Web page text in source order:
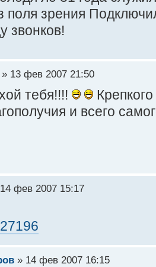
поля зрения
звонков!
» 13 фев 2007 21:50
тебя!!!!
и всего
фев 2007 15:17
» 14 фев 2007 16:15